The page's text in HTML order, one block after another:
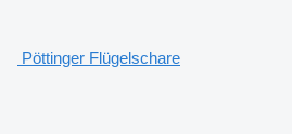
Pöttinger Flügelschare